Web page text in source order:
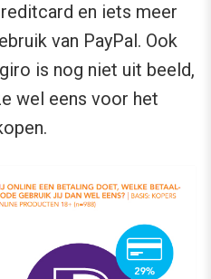
en iets meer
van PayPal. Ook
is nog niet uit beeld,
wel eens voor het